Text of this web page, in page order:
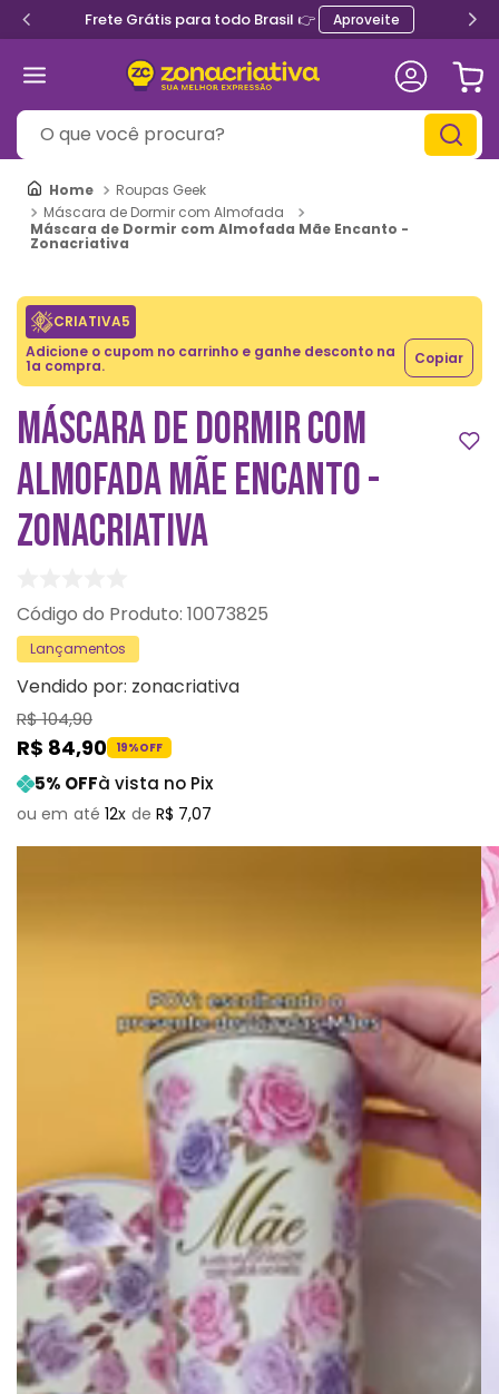
Frete Grátis para todo Brasil 👉 Aproveite
O que você procura?
Roupas Geek
Máscara de Dormir com Almofada
Máscara de Dormir com Almofada Mãe Encanto -
Zonacriativa
CRIATIVA5
Adicione o cupom no carrinho e ganhe desconto na
1a compra. Copiar
MÁSCARA DE DORMIR COM
ALMOFADA MÃE ENCANTO -
ZONACRIATIVA
: 10073825
Lançamentos
Vendido por: zonacriativa
R$104,90
R$ 84,90 19%OFF
5% OFFà vista no Pix
12 R$ 7,07